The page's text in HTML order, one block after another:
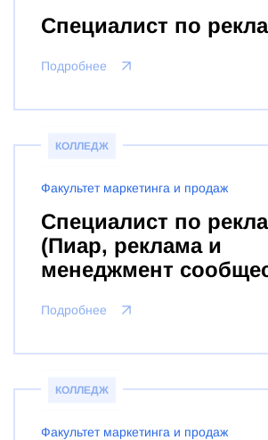
Специалист по
Подробнее
КОЛЛЕДЖ
Факультет маркетинга и продаж
Специалист по
(Пиар, реклама и
менеджмент
Подробнее
КОЛЛЕДЖ
Факультет маркетинга и продаж